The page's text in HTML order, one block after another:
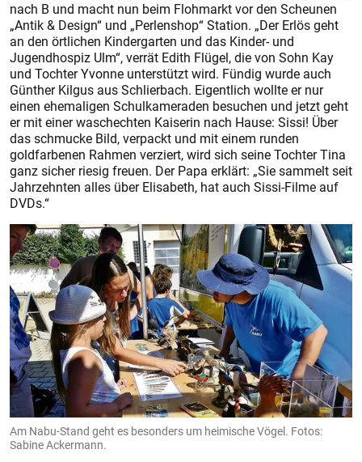
nach B und macht nun beim Flohmarkt vor den Scheunen
„Antik & Design“ und „Perlenshop“ Station. „Der Erlös geht
an den örtlichen Kindergarten und das Kinder- und
Jugendhospiz Ulm“, verrät Edith Flügel, die von Sohn Kay
und Tochter Yvonne unterstützt wird. Fündig wurde auch
Günther Kilgus aus Schlierbach. Eigentlich wollte er nur
einen ehemaligen Schulkameraden besuchen und jetzt geht
er mit einer waschechten Kaiserin nach Hause: Sissi! Über
das schmucke Bild, verpackt und mit einem runden
goldfarbenen Rahmen verziert, wird sich seine Tochter Tina
ganz sicher riesig freuen. Der Papa erklärt: „Sie sammelt seit
Jahrzehnten alles über Elisabeth, hat auch Sissi-Filme auf
DVDs.“
Am Nabu-Stand geht es besonders um heimische Vögel. Fotos:
Sabine Ackermann.